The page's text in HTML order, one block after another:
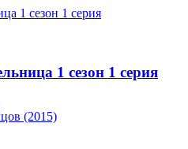
1 сезон 1 серия